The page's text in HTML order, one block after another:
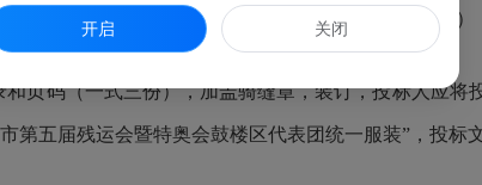
营业执照等证明文件、无重大违法记录书面声明等）
码（一式三份），加盖骑缝章，装订，投标人应将
第五届残运会暨特奥会鼓楼区代表团统一服装”，投标
开启 关闭